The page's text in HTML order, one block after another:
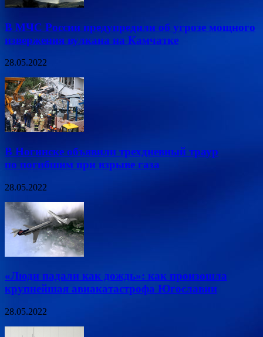
В МЧС России предупредили об угрозе мощного
извержения вулкана на Камчатке
28.05.2022
В Ногинске объявили трехдневный траур
по погибшим при взрыве газа
28.05.2022
«Люди падали как дождь»: как произошла
крупнейшая авиакатастрофа Югославии
28.05.2022